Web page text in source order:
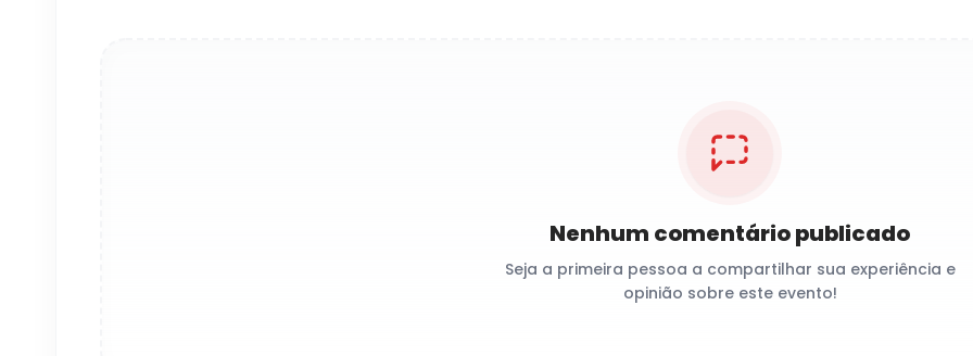
Nenhum comentário publicado
Seja a primeira pessoa a compartilhar sua experiência e
opinião sobre este evento!